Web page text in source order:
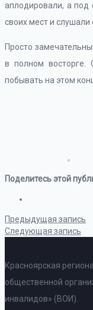
аплодировали, а под
своих мест и слушали
Просто
в полном восторге.
побывать на этом
Поделитесь этой
Предыдущая запись
Следующая запись
Красноярская
общественной
инвалидов» (ВОИ).